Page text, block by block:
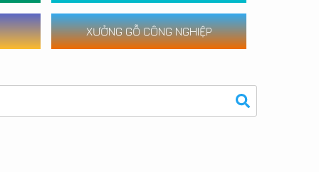
XƯỞNG GỖ CÔNG NGHIỆP